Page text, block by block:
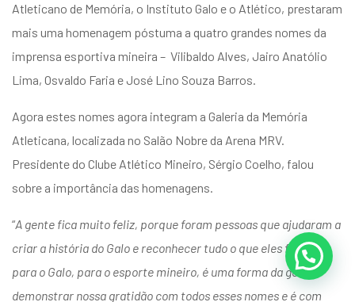
Atleticano de Memória, o Instituto Galo e o Atlético, prestaram
mais uma homenagem póstuma a quatro grandes nomes da
imprensa esportiva mineira – Vilibaldo Alves, Jairo Anatólio
Lima, Osvaldo Faria e José Lino Souza Barros.
Agora estes nomes agora integram a Galeria da Memória
Atleticana, localizada no Salão Nobre da Arena MRV.
Presidente do Clube Atlético Mineiro, Sérgio Coelho, falou
sobre a importância das homenagens.
“A gente fica muito feliz, porque foram pessoas que ajudaram a
criar a história do Galo e reconhecer tudo o que eles fizeram
para o Galo, para o esporte mineiro, é uma forma da gente
demonstrar nossa gratidão com todos esses nomes e é com